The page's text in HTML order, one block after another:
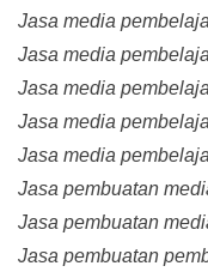
Jasa media
Jasa media
Jasa media
Jasa media
Jasa media
Jasa pembuatan
Jasa pembuatan
Jasa pembuatan